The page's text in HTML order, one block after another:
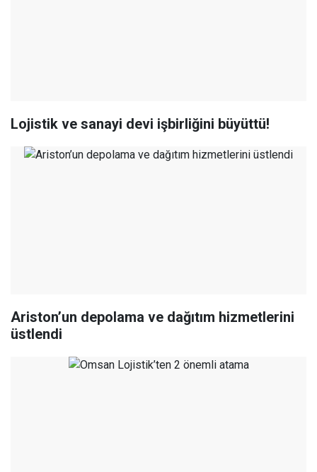
Lojistik ve sanayi devi işbirliğini büyüttü!
Ariston’un depolama ve dağıtım hizmetlerini
üstlendi